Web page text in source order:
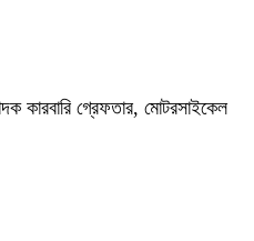
কারবারি গ্রেফতার, মোটরসাইকেল